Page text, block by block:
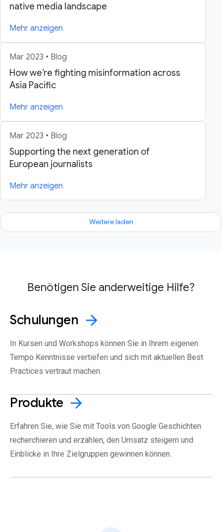
native media landscape
Mehr anzeigen
Mar 2023 • Blog
How we’re fighting misinformation across
Asia Pacific
Mehr anzeigen
Mar 2023 • Blog
Supporting the next generation of
European journalists
Mehr anzeigen
Weitere laden
Benötigen Sie anderweitige Hilfe?
Schulungen arrow_forward
In Kursen und Workshops können Sie in Ihrem eigenen
Tempo Kenntnisse vertiefen und sich mit aktuellen Best
Practices vertraut machen.
Produkte arrow_forward
Erfahren Sie, wie Sie mit Tools von Google Geschichten
recherchieren und erzählen, den Umsatz steigern und
Einblicke in Ihre Zielgruppen gewinnen können.